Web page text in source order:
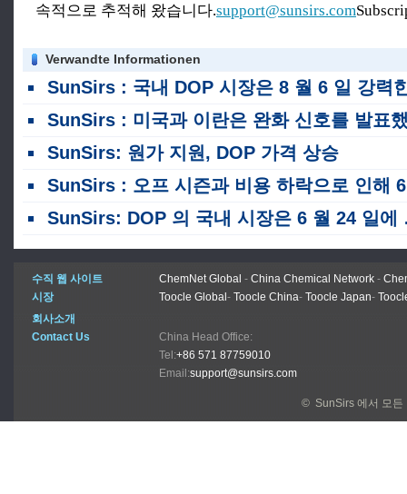
속적으로 추적해 왔습니다.support@sunsirs.com
Verwandte Informationen
SunSirs : 국내 DOP 시장은 8 월 6 일 강력한 통합을 보았습니
SunSirs : 미국과 이란은 완화 신호를 발표했으며 가소제 산업 체인은 상승을 멈추고 안정화되었습니
SunSirs: 원가 지원, DOP 가격 상승
SunSirs : 오프 시즌과 비용 하락으로 인해 6 월에 DOP 가격이 급락했습니
SunSirs: DOP 의 국내 시장은 6 월 24 일에 약한 하락을 보았습니다.
수직 웹 사이트 ChemNet Global - China Chemical Network -
시장
Toocle Global - Toocle China- Toocle Japan-
회사소개
Contact Us
China Head Office:
Tel:+86 571 87759010
Email:support@sunsirs.com
© SunSirs 에서 모